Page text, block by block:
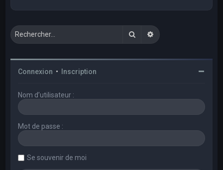
RechercherRecherche avancée
Connexion • Inscription
Nom d’utilisateur :
Mot de passe :
Se souvenir de moi